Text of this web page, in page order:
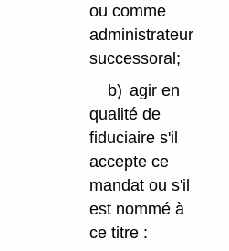
ou comme
administrateur
successoral;
b) agir en
qualité de
fiduciaire s'il
accepte ce
mandat ou s'il
est nommé à
ce titre :